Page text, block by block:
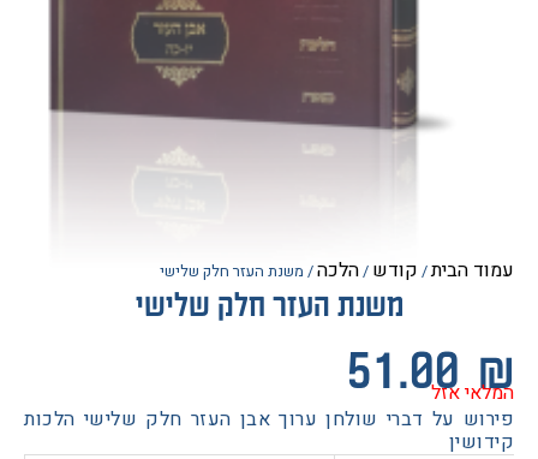
/קודש/ הלכה/ משנת העזר חלק שלישי
משנת העזר חלק שלישי
אזל
על דברי שולחן ערוך אבן העזר חלק שלישי הלכות